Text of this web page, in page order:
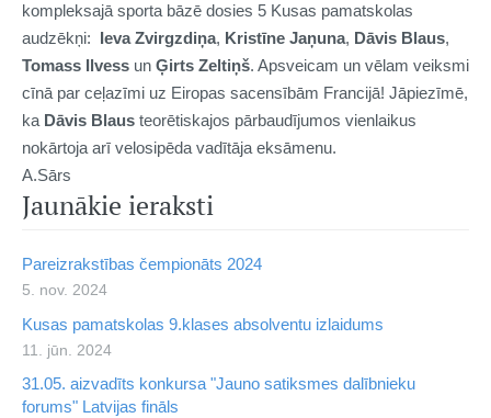
Jaunākie ieraksti
Pareizrakstības čempionāts 2024
5. nov. 2024
Kusas pamatskolas 9.klases absolventu izlaidums
11. jūn. 2024
31.05. aizvadīts konkursa "Jauno satiksmes dalībnieku
forums" Latvijas fināls
kompleksajā sporta bāzē dosies 5 Kusas pamatskolas
audzēkņi: Ieva Zvirgzdiņa, Kristīne Jaņuna, Dāvis Blaus,
Tomass Ilvess un Ģirts Zeltiņš. Apsveicam un vēlam veiksmi
cīnā par ceļazīmi uz Eiropas sacensībām Francijā! Jāpiezīmē,
ka Dāvis Blaus teorētiskajos pārbaudījumos vienlaikus
nokārtoja arī velosipēda vadītāja eksāmenu.
A.Sārs